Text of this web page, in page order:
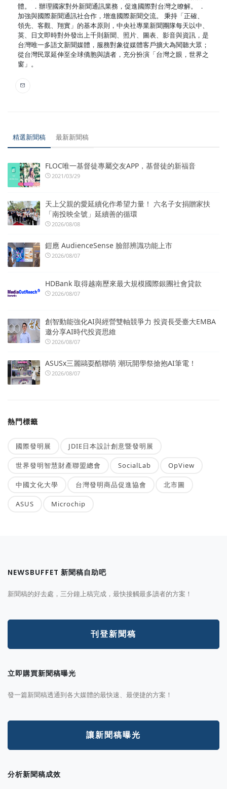
體。 ．辦理國家對外新聞通訊業務，促進國際對台灣之瞭解。 ．
加強與國際新聞通訊社合作，增進國際新聞交流。 秉持「正確、
領先、客觀、翔實」的基本原則，中央社專業新聞團隊每天以中、
英、日文即時對外發出上千則新聞、照片、圖表、影音與資訊，是
台灣唯一多語文新聞媒體，服務對象從媒體客戶擴大為閱聽大眾；
從台灣民眾延伸至全球僑胞與讀者，充分扮演「台灣之眼，世界之
窗」。
精選新聞稿 最新新聞稿
FLOC唯一基督徒專屬交友APP，基督徒的新福音
2021/03/29
天上父親的愛延續化作希望力量！ 六名子女捐贈家扶
「南投映全號」延續善的循環
2026/08/08
鎧應 AudienceSense 臉部辨識功能上市
2026/08/07
HDBank 取得越南歷來最大規模國際銀團社會貸款
2026/08/07
創智動能強化AI與經營雙軸競爭力 投資長受臺大EMBA
邀分享AI時代投資思維
2026/08/07
ASUSx三麗鷗耍酷聯萌 潮玩開學祭搶抱AI筆電！
2026/08/07
熱門標籤
國際發明展 JDIE日本設計創意暨發明展
世界發明智慧財產聯盟總會 SocialLab OpView
中國文化大學 台灣發明商品促進協會 北市圖
ASUS Microchip
NEWSBUFFET 新聞稿自助吧
新聞稿的好去處，三分鐘上稿完成，最快接觸最多讀者的方案！
刊登新聞稿
立即購買新聞稿曝光
發一篇新聞稿透通到各大媒體的最快速、最便捷的方案！
讓新聞稿曝光
分析新聞稿成效